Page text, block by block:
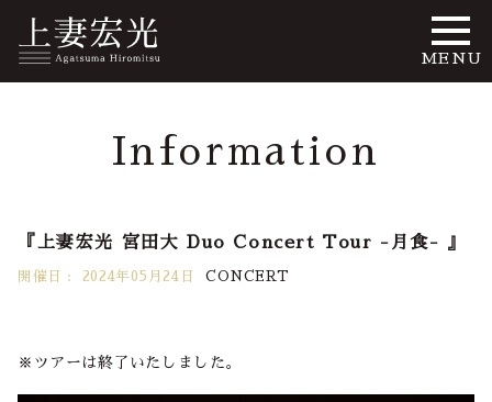
MENU
Information
『上妻宏光 宮田大 Duo Concert Tour -月食- 』
開催日 : 2024年05月24日 CONCERT
※ツアーは終了いたしました。